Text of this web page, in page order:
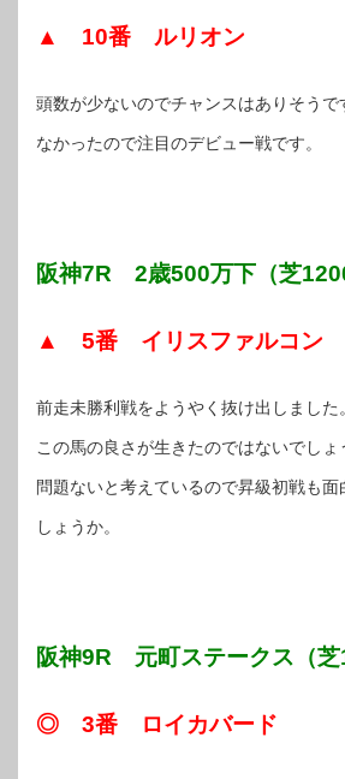
▲ 10番 ルリオン
頭数が少ないのでチャンスはありそうで
なかったので注目のデビュー戦です。
阪神7R 2歳500万下（芝
▲ 5番 イリスファルコン
前走未勝利戦をようやく抜け出しまし
この馬の良さが生きたのではないでし
問題ないと考えているので昇級初戦も
しょうか。
阪神9R 元町ステークス（芝
◎ 3番 ロイカバード